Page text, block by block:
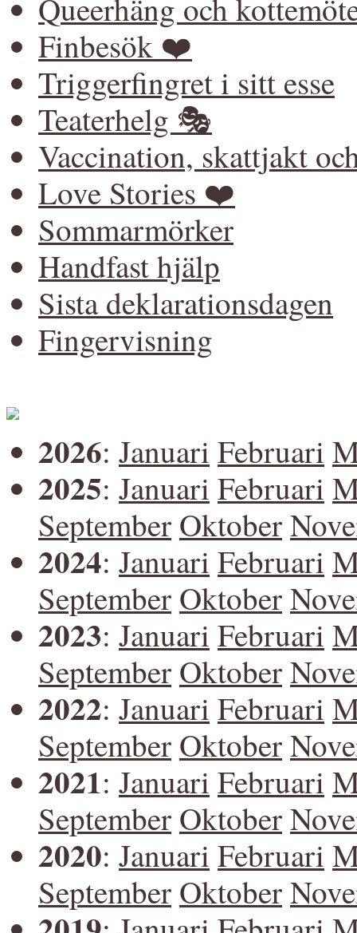
Queerhäng och
Finbesök ❤️
Triggerfingret i sitt esse
Teaterhelg 🎭
Vaccination, skattjakt
Love Stories ❤️
Sommarmörker
Handfast hjälp
Sista deklarationsdagen
Fingervisning
2026: Januari Februari
2025: Januari Februari
September Oktober
2024: Januari Februari
September Oktober
2023: Januari Februari
September Oktober
2022: Januari Februari
September Oktober
2021: Januari Februari
September Oktober
2020: Januari Februari
September Oktober